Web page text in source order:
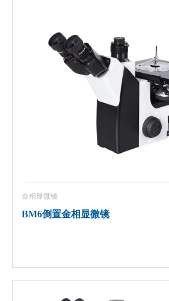
金相显微镜
BM6倒置金相显微镜